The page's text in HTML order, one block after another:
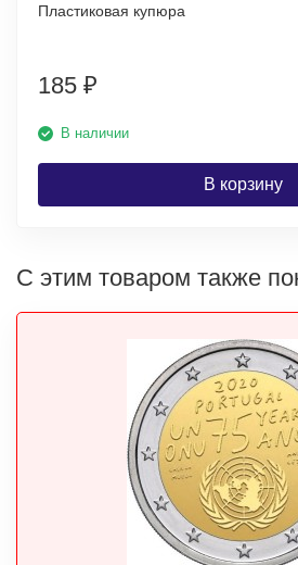
Пластиковая купюра
185 ₽
В наличии
В корзину
С этим товаром также